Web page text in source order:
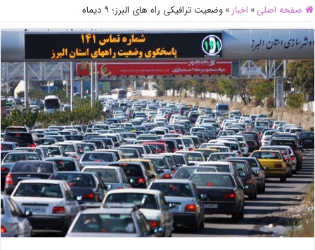
صفحه اصلی » اخبار » وضعیت ترافیکی راه های البرز؛ ۹ دیماه